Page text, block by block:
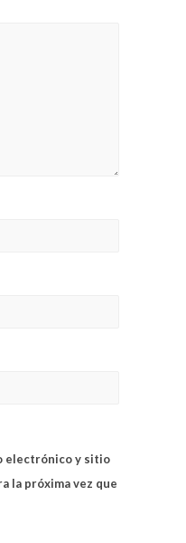
electrónico y sitio
la próxima vez que